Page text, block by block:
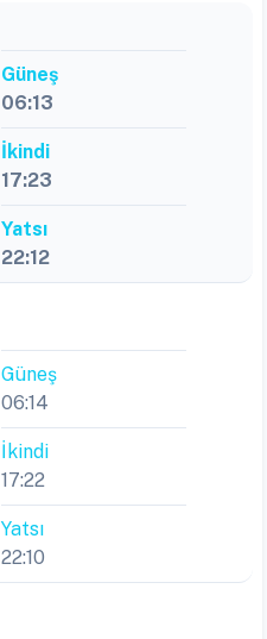
Güneş
06:13
İkindi
17:23
Yatsı
22:12
Güneş
06:14
İkindi
17:22
Yatsı
22:10